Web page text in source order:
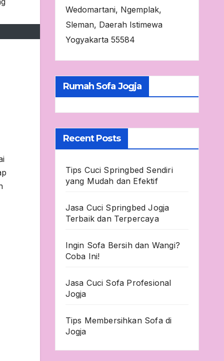
Wedomartani, Ngemplak,
Sleman, Daerah Istimewa
Yogyakarta 55584
Rumah Sofa Jogja
Recent Posts
Tips Cuci Springbed Sendiri
yang Mudah dan Efektif
Jasa Cuci Springbed Jogja
Terbaik dan Terpercaya
Ingin Sofa Bersih dan Wangi?
Coba Ini!
Jasa Cuci Sofa Profesional
Jogja
Tips Membersihkan Sofa di
Jogja